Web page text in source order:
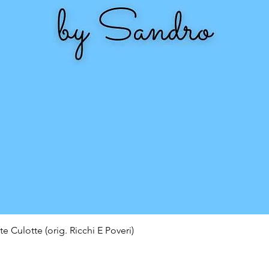
Culotte (orig. Ricchi E Poveri)